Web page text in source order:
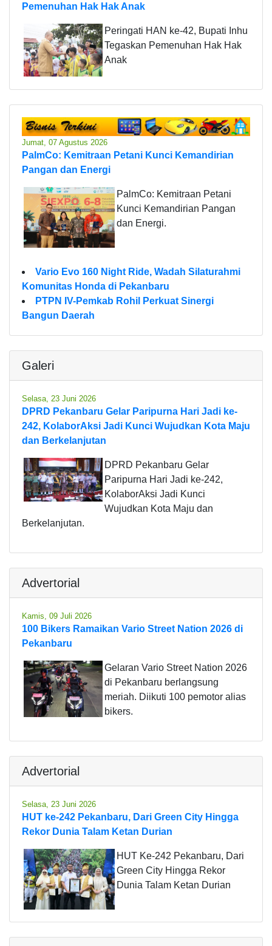
Pemenuhan Hak Hak Anak
Peringati HAN ke-42, Bupati Inhu
Tegaskan Pemenuhan Hak Hak
Anak
Jumat, 07 Agustus 2026
PalmCo: Kemitraan Petani Kunci Kemandirian
Pangan dan Energi
PalmCo: Kemitraan Petani
Kunci Kemandirian Pangan
dan Energi.
Vario Evo 160 Night Ride, Wadah Silaturahmi
Komunitas Honda di Pekanbaru
PTPN IV-Pemkab Rohil Perkuat Sinergi
Bangun Daerah
Galeri
Selasa, 23 Juni 2026
DPRD Pekanbaru Gelar Paripurna Hari Jadi ke-
242, KolaborAksi Jadi Kunci Wujudkan Kota Maju
dan Berkelanjutan
DPRD Pekanbaru Gelar
Paripurna Hari Jadi ke-242,
KolaborAksi Jadi Kunci
Wujudkan Kota Maju dan
Berkelanjutan.
Advertorial
Kamis, 09 Juli 2026
100 Bikers Ramaikan Vario Street Nation 2026 di
Pekanbaru
Gelaran Vario Street Nation 2026
di Pekanbaru berlangsung
meriah. Diikuti 100 pemotor alias
bikers.
Advertorial
Selasa, 23 Juni 2026
HUT ke-242 Pekanbaru, Dari Green City Hingga
Rekor Dunia Talam Ketan Durian
HUT Ke-242 Pekanbaru, Dari
Green City Hingga Rekor
Dunia Talam Ketan Durian